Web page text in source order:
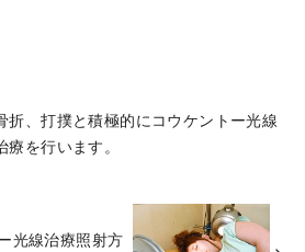
折、打撲と積極的にコウケントー光線
療を行います。
光線治療照射方